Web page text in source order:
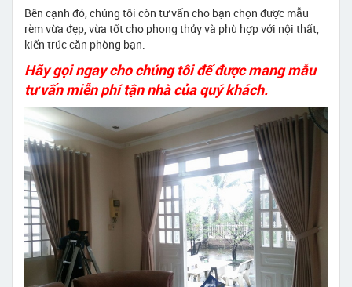
Bên cạnh đó, chúng tôi còn tư vấn cho bạn chọn được mẫu
rèm vừa đẹp, vừa tốt cho phong thủy và phù hợp với nội thất,
kiến trúc căn phòng bạn.
Hãy gọi ngay cho chúng tôi để được mang mẫu
tư vấn miễn phí tận nhà của quý khách.